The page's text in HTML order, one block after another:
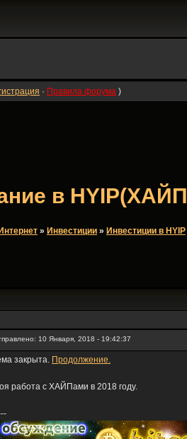
· Правила форума )
в
» Инвестиции » Инвестиции в HYIP
10 Января, 2018 - 19:42:37
закрыта. Продолжение.
работа с ХАЙПами в 2018 году.